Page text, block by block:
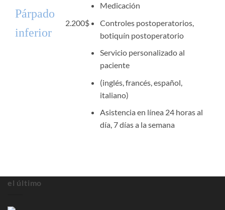
Párpado
inferior
2.200$
Medicación
Controles postoperatorios,
botiquín postoperatorio
Servicio personalizado al
paciente
(inglés, francés, español,
italiano)
Asistencia en línea 24 horas al
día, 7 días a la semana
el último